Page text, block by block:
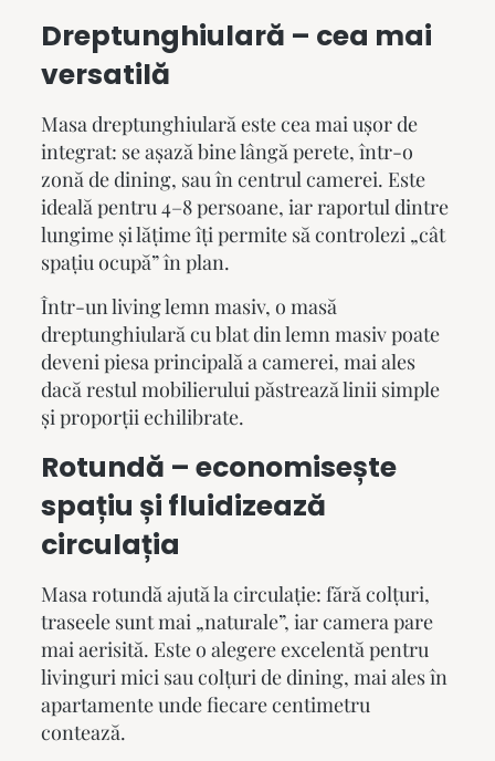
Dreptunghiulară – cea mai
versatilă
Masa dreptunghiulară este cea mai ușor de
integrat: se așază bine lângă perete, într-o
zonă de dining, sau în centrul camerei. Este
ideală pentru 4–8 persoane, iar raportul dintre
lungime și lățime îți permite să controlezi „cât
spațiu ocupă” în plan.
Într-unliving lemn masiv, o masă
dreptunghiulară cu blat din lemn masiv poate
deveni piesa principală a camerei, mai ales
dacă restul mobilierului păstrează linii simple
și proporții echilibrate.
Rotundă – economisește
spațiu și fluidizează
circulația
Masa rotundă ajută la circulație: fără colțuri,
traseele sunt mai „naturale”, iar camera pare
mai aerisită. Este o alegere excelentă pentru
livinguri mici sau colțuri de dining, mai ales în
apartamente unde fiecare centimetru
contează.